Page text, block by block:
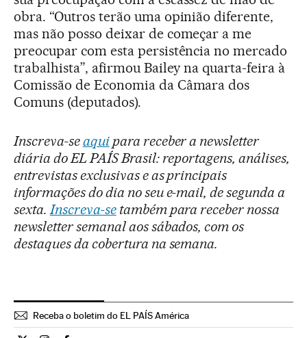
obra. “Outros terão uma opinião diferente,
mas não posso deixar de começar a me
preocupar com esta persistência no mercado
trabalhista”, afirmou Bailey na quarta-feira à
Comissão de Economia da Câmara dos
Comuns (deputados).
Inscreva-seaquipara receber a newsletter
diária do EL PAÍS Brasil: reportagens, análises,
entrevistas exclusivas e as principais
informações do dia no seu e-mail, de segunda a
sexta.Inscreva-setambém para receber nossa
newsletter semanal aos sábados, com os
destaques da cobertura na semana.
Receba o boletim do EL PAÍS América